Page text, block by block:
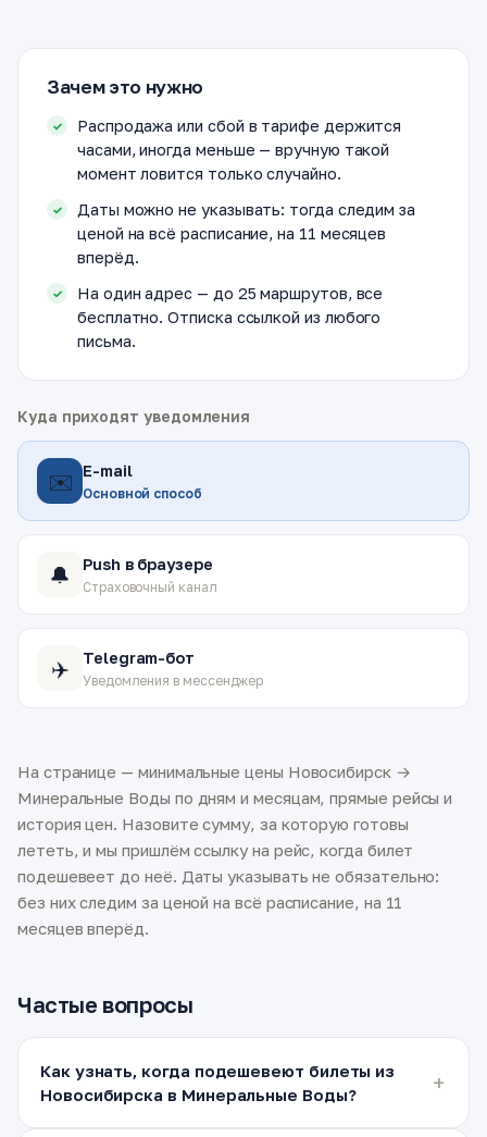
Зачем это нужно
Распродажа или сбой в тарифе держится
часами, иногда меньше — вручную такой
момент ловится только случайно.
Даты можно не указывать: тогда следим за
ценой на всё расписание, на 11 месяцев
вперёд.
На один адрес — до 25 маршрутов, все
бесплатно. Отписка ссылкой из любого
письма.
Куда приходят уведомления
✉️ E-mail
Основной способ
🔔 Push в браузере
Страховочный канал
✈️ Telegram-бот
Уведомления в мессенджер
На странице — минимальные цены Новосибирск →
Минеральные Воды по дням и месяцам, прямые рейсы и
история цен. Назовите сумму, за которую готовы
лететь, и мы пришлём ссылку на рейс, когда билет
подешевеет до неё. Даты указывать не обязательно:
без них следим за ценой на всё расписание, на 11
месяцев вперёд.
Частые вопросы
Как узнать, когда подешевеют билеты из
Новосибирска в Минеральные Воды?